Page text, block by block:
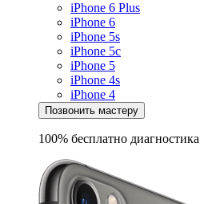
iPhone 6 Plus
iPhone 6
iPhone 5s
iPhone 5c
iPhone 5
iPhone 4s
iPhone 4
Позвонить мастеру
100% бесплатно диагностика